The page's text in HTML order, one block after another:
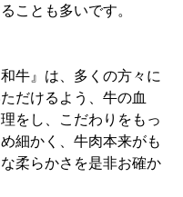
ことも多いです。
牛』は、多くの方々に
だけるよう、牛の血
をし、こだわりをもっ
細かく、牛肉本来がも
柔らかさを是非お確か